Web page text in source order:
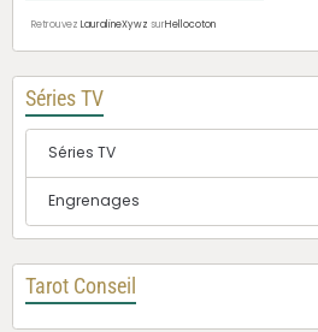
Retrouvez LauralineXywz surHellocoton
Séries TV
Séries TV
Engrenages
Tarot Conseil